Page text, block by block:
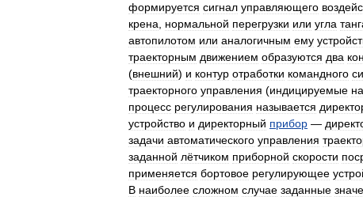
формируется сигнал управляющего
крена
нормальной перегрузки или угла
автопилотом или аналогичным ему
траекторным движением образуются два
(внешний) и контур отработки командного
траекторного управления (индицируемые на
процесс регулирования называется
устройство и директорный прибор —
задачи автоматического управления
заданной лётчиком приборной скорости
применяется бортовое регулирующее
В наиболее сложном случае заданные